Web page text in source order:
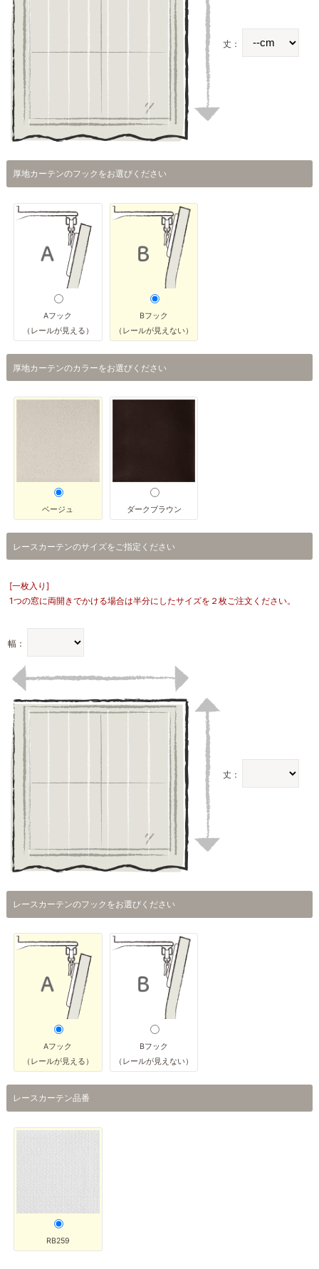
丈：
厚地カーテンのフックをお選びください
Aフック
（レールが見える）
Bフック
（レールが見えない）
厚地カーテンのカラーをお選びください
ベージュ ダークブラウン
レースカーテンのサイズをご指定ください
[一枚入り]
1つの窓に両開きでかける場合は半分にしたサイズを２枚ご注文ください。
幅：
丈：
レースカーテンのフックをお選びください
Aフック
（レールが見える）
Bフック
（レールが見えない）
レースカーテン品番
RB259